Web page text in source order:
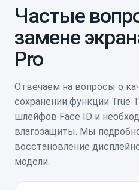
Частые
замене
Pro
Отвечаем на вопросы о
сохранении функции True
шлейфов Face ID и
влагозащиты. Мы
восстановление
модели.